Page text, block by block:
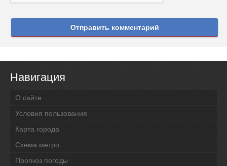
Отправить комментарий
Навигация
О сайте
Условия пользования
Карта города
Схема метро
Прогноз погоды